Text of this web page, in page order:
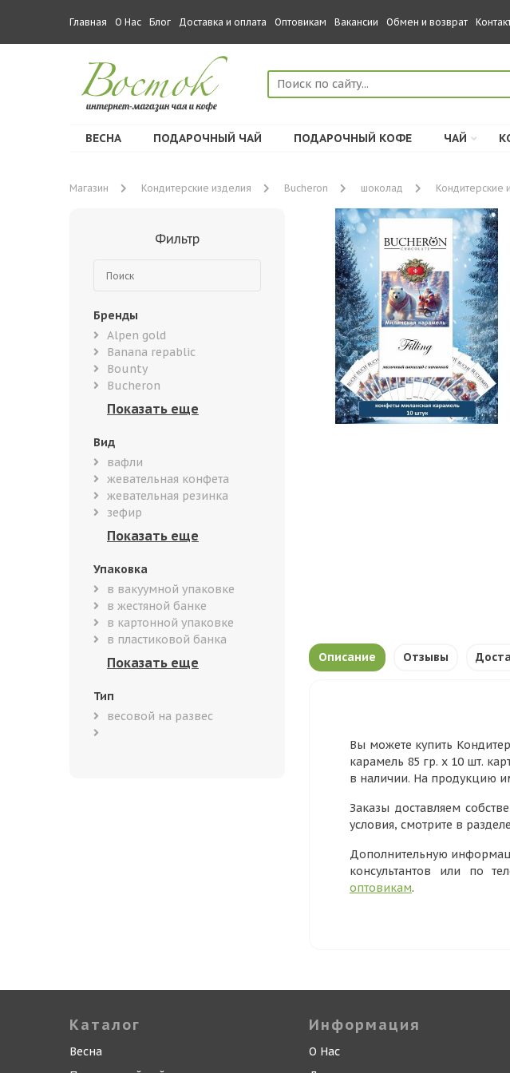
Главная О Нас Блог Доставка и оплата Оптовикам Вакансии Обмен и возврат
ВЕСНА ПОДАРОЧНЫЙ ЧАЙ ПОДАРОЧНЫЙ КОФЕ ЧАЙ
Магазин Кондитерские изделия Bucheron шоколад Кондитерские
Фильтр
Бренды
Alpen gold
Banana repablic
Bounty
Bucheron
Вид
вафли
жевательная конфета
жевательная резинка
зефир
Упаковка
в вакуумной упаковке
в жестяной банке
в картонной упаковке
в пластиковой банка
Тип
весовой на развес
Описание Отзывы
Вы можете купить
карамель 85 гр. х 10 шт.
в наличии. На продукцию
Заказы доставляем
условия, смотрите в
Дополнительную
консультантов или по
оптовикам.
Каталог
Весна
Информация
О Нас